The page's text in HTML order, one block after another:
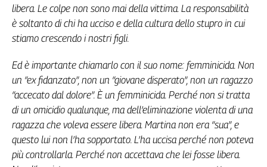
anni
Cgil
Collettiva
Collettiva
Play
Rubriche
Talk
La
settimana
libera. Le colpe non sono mai della vittima. La responsabilità
è soltanto di chi ha ucciso e della cultura dello stupro in cui
stiamo crescendo i nostri figli.
Ed è importante chiamarlo con il suo nome: femminicida. Non
un “ex fidanzato”, non un “giovane disperato”, non un ragazzo
“accecato dal dolore”. È un femminicida. Perché non si tratta
di un omicidio qualunque, ma dell’eliminazione violenta di una
ragazza che voleva essere libera. Martina non era “sua”, e
questo lui non l’ha sopportato. L’ha uccisa perché non poteva
più controllarla. Perché non accettava che lei fosse libera.